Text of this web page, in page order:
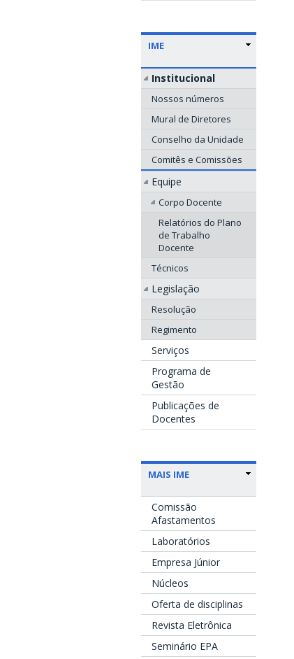
IME
Institucional
Nossos números
Mural de Diretores
Conselho da Unidade
Comitês e Comissões
Equipe
Corpo Docente
Relatórios do Plano
de Trabalho
Docente
Técnicos
Legislação
Resolução
Regimento
Serviços
Programa de
Gestão
Publicações de
Docentes
MAIS IME
Comissão
Afastamentos
Laboratórios
Empresa Júnior
Núcleos
Oferta de disciplinas
Revista Eletrônica
Seminário EPA